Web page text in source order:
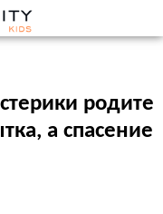
родите
а спасение